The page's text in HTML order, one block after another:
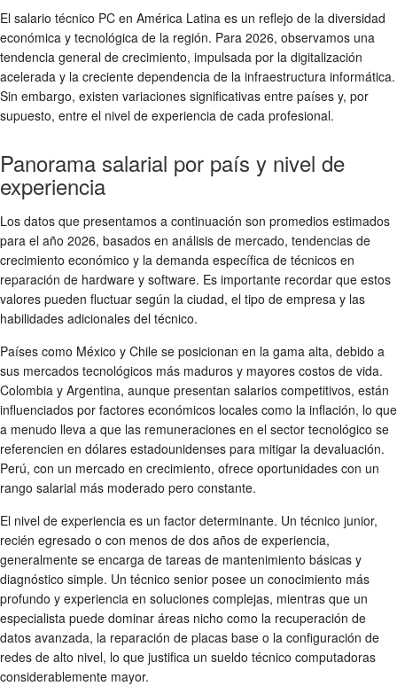
El salario técnico PC en América Latina es un reflejo de la diversidad
económica y tecnológica de la región. Para 2026, observamos una
tendencia general de crecimiento, impulsada por la digitalización
acelerada y la creciente dependencia de la infraestructura informática.
Sin embargo, existen variaciones significativas entre países y, por
supuesto, entre el nivel de experiencia de cada profesional.
Panorama salarial por país y nivel de
experiencia
Los datos que presentamos a continuación son promedios estimados
para el año 2026, basados en análisis de mercado, tendencias de
crecimiento económico y la demanda específica de técnicos en
reparación de hardware y software. Es importante recordar que estos
valores pueden fluctuar según la ciudad, el tipo de empresa y las
habilidades adicionales del técnico.
Países como México y Chile se posicionan en la gama alta, debido a
sus mercados tecnológicos más maduros y mayores costos de vida.
Colombia y Argentina, aunque presentan salarios competitivos, están
influenciados por factores económicos locales como la inflación, lo que
a menudo lleva a que las remuneraciones en el sector tecnológico se
referencien en dólares estadounidenses para mitigar la devaluación.
Perú, con un mercado en crecimiento, ofrece oportunidades con un
rango salarial más moderado pero constante.
El nivel de experiencia es un factor determinante. Un técnico junior,
recién egresado o con menos de dos años de experiencia,
generalmente se encarga de tareas de mantenimiento básicas y
diagnóstico simple. Un técnico senior posee un conocimiento más
profundo y experiencia en soluciones complejas, mientras que un
especialista puede dominar áreas nicho como la recuperación de
datos avanzada, la reparación de placas base o la configuración de
redes de alto nivel, lo que justifica un sueldo técnico computadoras
considerablemente mayor.